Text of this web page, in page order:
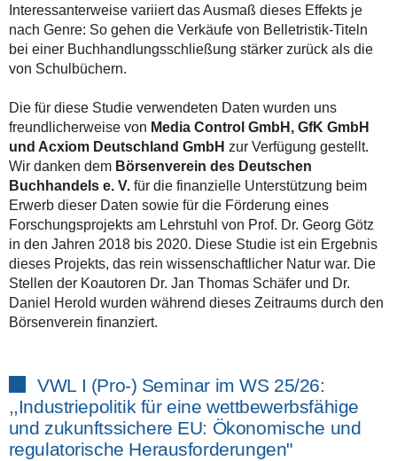
Interessanterweise variiert das Ausmaß dieses Effekts je
nach Genre: So gehen die Verkäufe von Belletristik-Titeln
bei einer Buchhandlungsschließung stärker zurück als die
von Schulbüchern.
Die für diese Studie verwendeten Daten wurden uns
freundlicherweise von Media Control GmbH, GfK GmbH
und Acxiom Deutschland GmbH zur Verfügung gestellt.
Wir danken dem Börsenverein des Deutschen
Buchhandels e. V.für die finanzielle Unterstützung beim
Erwerb dieser Daten sowie für die Förderung eines
Forschungsprojekts am Lehrstuhl von Prof. Dr. Georg Götz
in den Jahren 2018 bis 2020. Diese Studie ist ein Ergebnis
dieses Projekts, das rein wissenschaftlicher Natur war. Die
Stellen der Koautoren Dr. Jan Thomas Schäfer und Dr.
Daniel Herold wurden während dieses Zeitraums durch den
Börsenverein finanziert.
VWL I (Pro-) Seminar im WS 25/26:
,,Industriepolitik für eine wettbewerbsfähige
und zukunftssichere EU: Ökonomische und
regulatorische Herausforderungen"